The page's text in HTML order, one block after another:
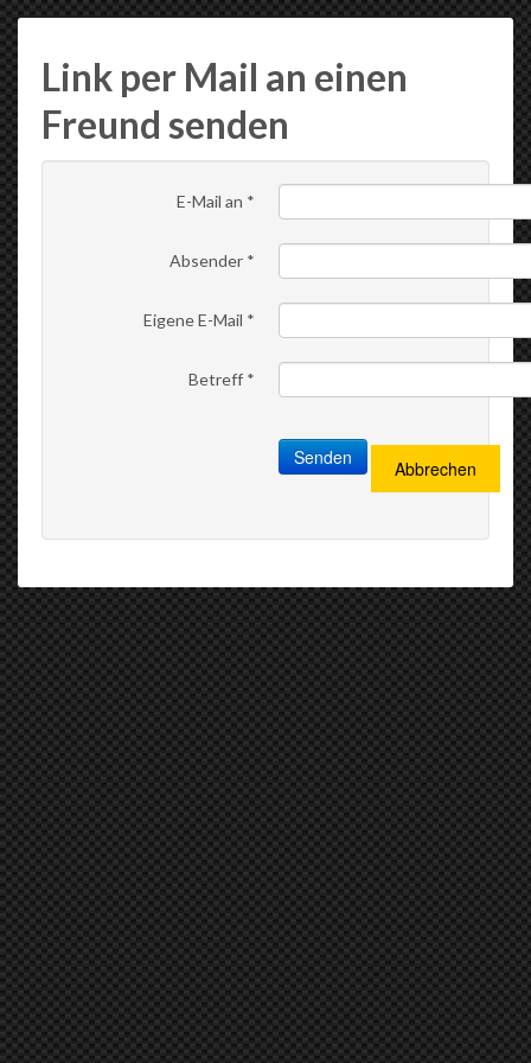
Link per Mail an einen
Freund senden
E-Mail an *
Absender *
Eigene E-Mail *
Betreff *
Senden Abbrechen